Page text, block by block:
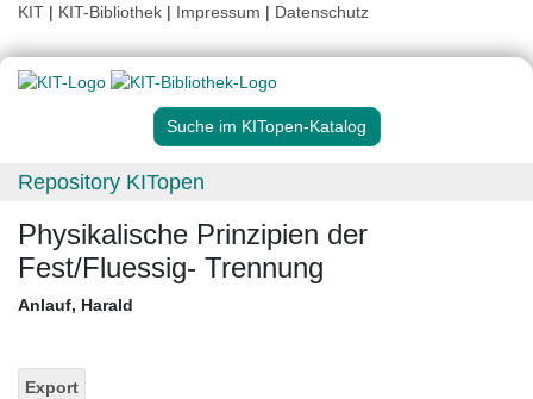
KIT | KIT-Bibliothek | Impressum | Datenschutz
Suche im KITopen-Katalog
Repository KITopen
Physikalische Prinzipien der
Fest/Fluessig- Trennung
Anlauf, Harald
Export